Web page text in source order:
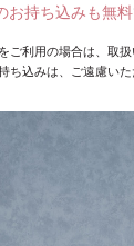
お持ち込みも無料
ご利用の場合は、取扱
ち込みは、ご遠慮いた